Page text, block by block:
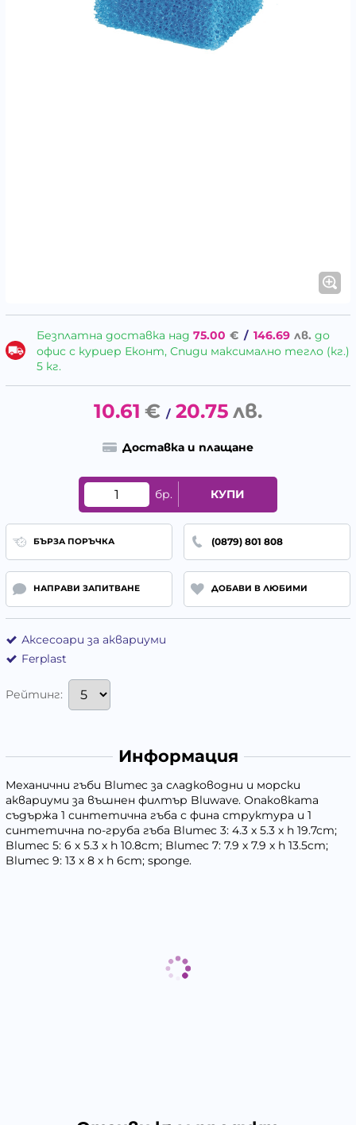
Безплатна доставка над 75.00 € / 146.69 лв. до
офис с куриер Еконт, Спиди максимално тегло (кг.)
5 кг.
10.61 € / 20.75 лв.
Доставка и плащане
бр. КУПИ
БЪРЗА ПОРЪЧКА (0879) 801 808
НАПРАВИ ЗАПИТВАНЕ ДОБАВИ В ЛЮБИМИ
Аксесоари за аквариуми
Ferplast
Рейтинг:
Информация
Механични гъби Blumec за сладководни и морски
аквариуми за въшнен филтър Bluwave. Опаковката
съдържа 1 синтетична гъба с фина структура и 1
синтетична по-груба гъба Blumec 3: 4.3 х 5.3 х h 19.7cm;
Blumec 5: 6 х 5.3 х h 10.8cm; Blumec 7: 7.9 х 7.9 х h 13.5cm;
Blumec 9: 13 х 8 х h 6cm; sponge.